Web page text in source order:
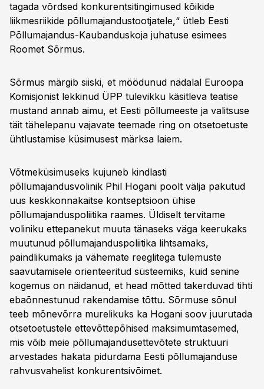
tagada võrdsed konkurentsitingimused kõikide
liikmesriikide põllumajandustootjatele,“ ütleb Eesti
Põllumajandus-Kaubanduskoja juhatuse esimees
Roomet Sõrmus.
Sõrmus märgib siiski, et möödunud nädalal Euroopa
Komisjonist lekkinud ÜPP tulevikku käsitleva teatise
mustand annab aimu, et Eesti põllumeeste ja valitsuse
täit tähelepanu vajavate teemade ring on otsetoetuste
ühtlustamise küsimusest märksa laiem.
Võtmeküsimuseks kujuneb kindlasti
põllumajandusvolinik Phil Hogani poolt välja pakutud
uus keskkonnakaitse kontseptsioon ühise
põllumajanduspoliitika raames. Üldiselt tervitame
voliniku ettepanekut muuta tänaseks väga keerukaks
muutunud põllumajanduspoliitika lihtsamaks,
paindlikumaks ja vähemate reeglitega tulemuste
saavutamisele orienteeritud süsteemiks, kuid senine
kogemus on näidanud, et head mõtted takerduvad tihti
ebaõnnestunud rakendamise tõttu. Sõrmuse sõnul
teeb mõnevõrra murelikuks ka Hogani soov juurutada
otsetoetustele ettevõttepõhised maksimumtasemed,
mis võib meie põllumajandusettevõtete struktuuri
arvestades hakata pidurdama Eesti põllumajanduse
rahvusvahelist konkurentsivõimet.